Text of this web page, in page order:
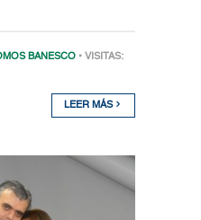
BANESCO • VISITAS:
LEER MÁS